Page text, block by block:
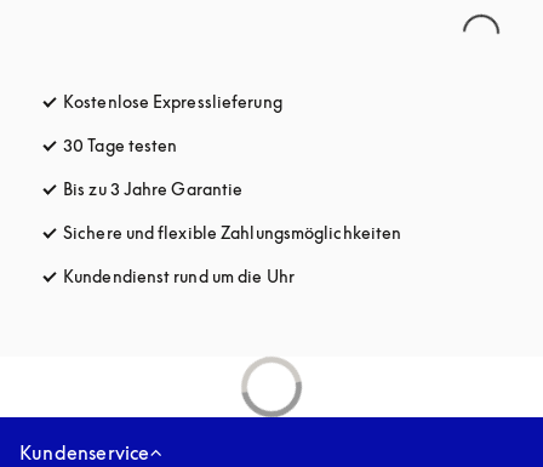
Kostenlose Expresslieferungöffnet sich in einem neuen Tab
30 Tage testen
Bis zu 3 Jahre Garantie
Sichere und flexible Zahlungsmöglichkeiten
Kundendienst rund um die Uhröffnet sich in einem neuen Tab
Kundenservice